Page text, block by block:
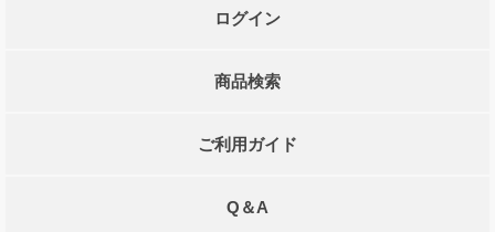
ログイン
商品検索
ご利用ガイド
Q＆A